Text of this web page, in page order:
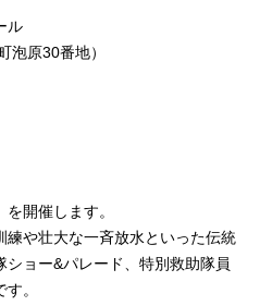
ル
泡原30番地）
開催します。
や壮大な一斉放水といった伝統
ョー&パレード、特別救助隊員
。